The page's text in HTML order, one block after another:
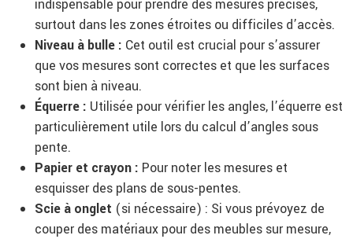
indispensable pour prendre des mesures précises,
surtout dans les zones étroites ou difficiles d’accès.
Niveau à bulle : Cet outil est crucial pour s’assurer
que vos mesures sont correctes et que les surfaces
sont bien à niveau.
Équerre : Utilisée pour vérifier les angles, l’équerre est
particulièrement utile lors du calcul d’angles sous
pente.
Papier et crayon : Pour noter les mesures et
esquisser des plans de sous-pentes.
Scie à onglet (si nécessaire) : Si vous prévoyez de
couper des matériaux pour des meubles sur mesure,